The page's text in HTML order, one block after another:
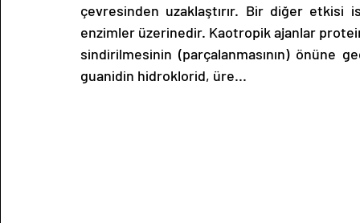
çevresinden uzaklaştırır. Bir diğer etkisi
enzimler üzerinedir. Kaotropik ajanlar
sindirilmesinin (parçalanmasının) önüne
guanidin hidroklorid, üre...